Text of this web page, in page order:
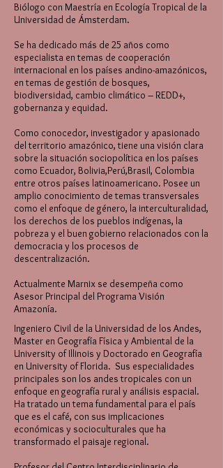
Biólogo con Maestría en Ecología Tropical de la
Universidad de Ámsterdam.
Se ha dedicado más de 25 años como
especialista en temas de cooperación
internacional en los países andino-amazónicos,
en temas de gestión de bosques,
biodiversidad, cambio climático – REDD+,
gobernanza y equidad.
Como conocedor, investigador y apasionado
del territorio amazónico, tiene una visión clara
sobre la situación sociopolítica en los países
como Ecuador, Bolivia,Perú,Brasil, Colombia
entre otros países latinoamericano. Posee un
amplio conocimiento de temas transversales
como el enfoque de género, la interculturalidad,
los derechos de los pueblos indígenas, la
pobreza y el buen gobierno relacionados con la
democracia y los procesos de
descentralización.
Actualmente Marnix se desempeña como
Asesor Principal del Programa Visión
Amazonía.
Ingeniero Civil de la Universidad de los Andes,
Master en Geografía Física y Ambiental de la
University of Illinois y Doctorado en Geografía
en University of Florida. Sus especialidades
principales son los andes tropicales con un
enfoque en geografía rural y análisis espacial.
Ha tratado un tema fundamental para el país
que es el café, con sus implicaciones
económicas y socioculturales que ha
transformado el paisaje regional.